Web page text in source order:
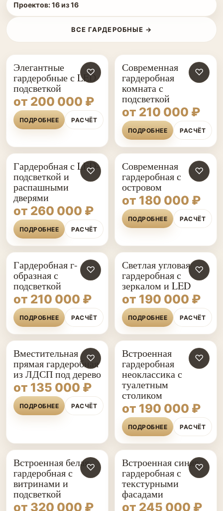
Проектов:16из16
ВСЕ ГАРДЕРОБНЫЕ →
♡
Элегантные
гардеробные с LED
подсветкой
от 200 000 ₽
ПОДРОБНЕЕ РАСЧЁТ
♡
Современная
гардеробная
комната с
подсветкой
от 210 000 ₽
ПОДРОБНЕЕ РАСЧЁТ
♡
Гардеробная с LED-
подсветкой и
распашными
дверями
от 260 000 ₽
ПОДРОБНЕЕ РАСЧЁТ
♡
Современная
гардеробная с
островом
от 180 000 ₽
ПОДРОБНЕЕ РАСЧЁТ
♡
Гардеробная г-
образная с
подсветкой
от 210 000 ₽
ПОДРОБНЕЕ РАСЧЁТ
♡
Светлая угловая
гардеробная с
зеркалом и LED
от 190 000 ₽
ПОДРОБНЕЕ РАСЧЁТ
♡
Вместительная
прямая гардеробная
из ЛДСП под дерево
от 135 000 ₽
ПОДРОБНЕЕ РАСЧЁТ
♡
Встроенная
гардеробная
неоклассика с
туалетным
столиком
от 190 000 ₽
ПОДРОБНЕЕ РАСЧЁТ
♡
Встроенная белая
гардеробная с
витринами и
подсветкой
от 320 000 ₽
♡
Встроенная синяя
гардеробная с
текстурными
фасадами
от 245 000 ₽